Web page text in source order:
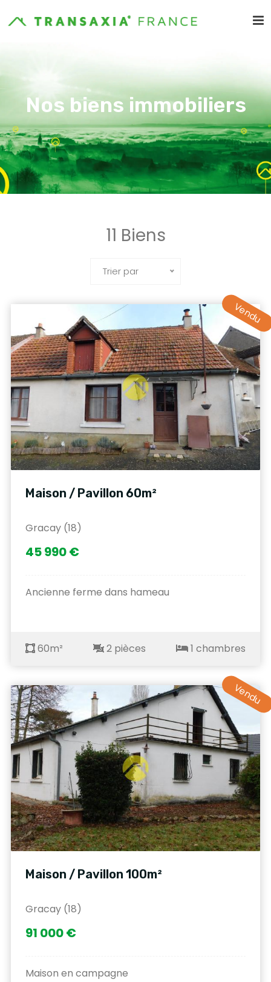
Nos biens immobiliers
11 Biens
Trier par
Vendu
Maison / Pavillon 60m²
Gracay (18)
45 990 €
Ancienne ferme dans hameau
60m² 2 pièces 1 chambres
Vendu
Maison / Pavillon 100m²
Gracay (18)
91 000 €
Maison en campagne